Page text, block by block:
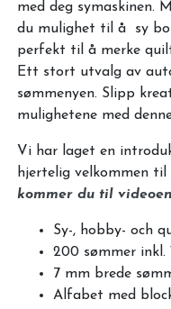
med deg symaskinen.
du mulighet til å sy
perfekt til å merke
Ett stort utvalg av
sømmenyen. Slipp
mulighetene med
Vi har laget en
hjertelig velkommen til
kommer du til
Sy-, hobby- och
200 sømmer inkl.
7 mm brede
Alfabet med